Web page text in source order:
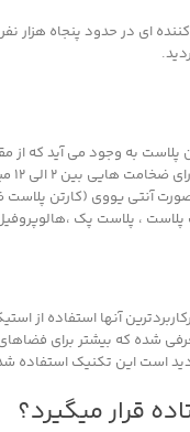
ای در حدود پنجاه هزار
آنتی یووی (کارتن پلاست
، پلاست پک
آنها استفاده از
شده که بیشتر برای
است این تکنیک استفاده
قرار میگیرد؟